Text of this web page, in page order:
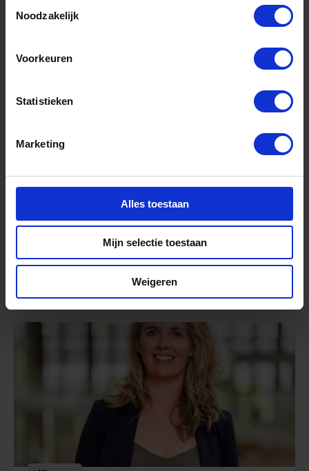
Noodzakelijk
Voorkeuren
Statistieken
Marketing
Alles toestaan
Mijn selectie toestaan
Weigeren
juli 9, 2026
Eerste Kamer keurt
Groningenwet goed